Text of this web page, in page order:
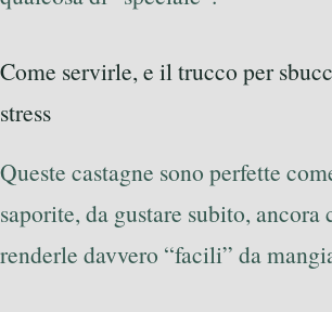
Come servirle, e il trucco per
stress
Queste castagne sono perfette
saporite, da gustare subito, ancora
renderle davvero “facili” da